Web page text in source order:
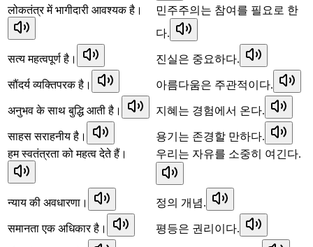
लोकतंत्र में भागीदारी आवश्यक है।
민주주의는 참여를 필요로 한
다.
सत्य महत्वपूर्ण है। 진실은 중요하다.
सौंदर्य व्यक्तिपरक है। 아름다움은 주관적이다.
अनुभव के साथ बुद्धि आती है। 지혜는 경험에서 온다.
साहस सराहनीय है।
용기는 존경할 만하다.
हम स्वतंत्रता को महत्व देते हैं।
우리는 자유를 소중히 여긴다.
न्याय की अवधारणा। 정의 개념.
समानता एक अधिकार है। 평등은 권리이다.